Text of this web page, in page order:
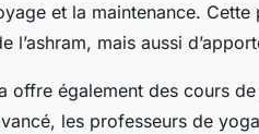
et la maintenance.
l’ashram, mais aussi
offre également des cours
les professeurs de